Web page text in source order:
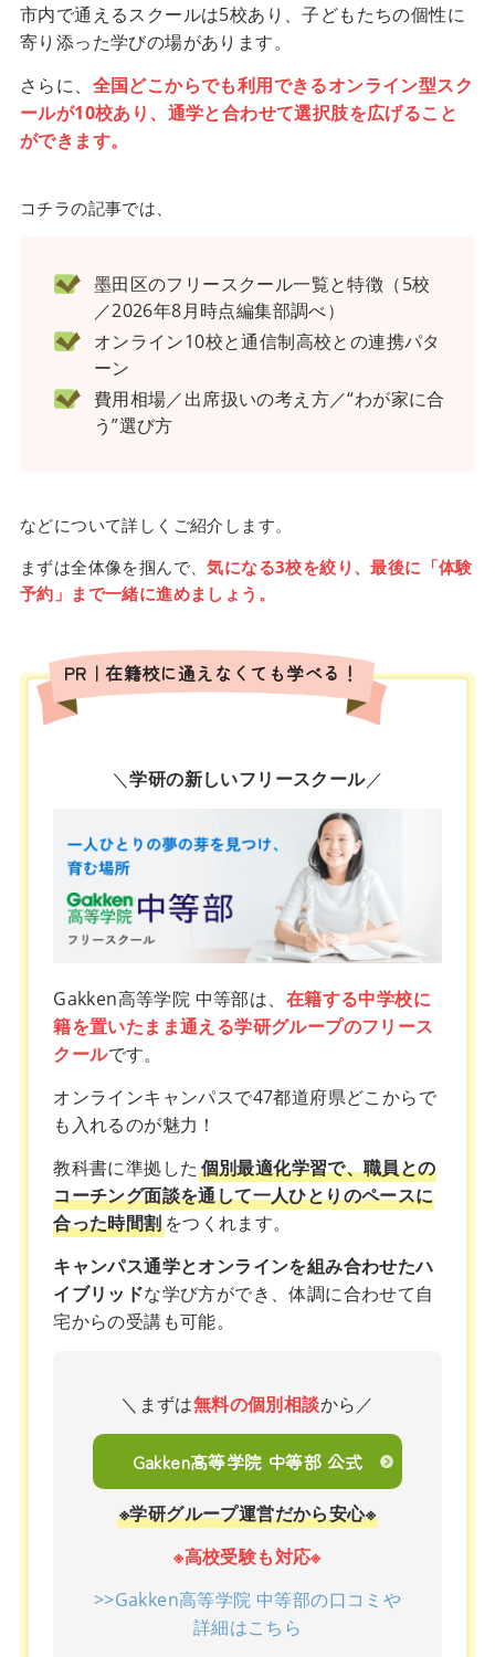
市内で通えるスクールは5校あり、子どもたちの個性に
寄り添った学びの場があります。
さらに、 全国どこからでも利用できるオンライン型スク
ールが10校あり、通学と合わせて選択肢を広げること
ができます。
コチラの記事では、
墨田区のフリースクール一覧と特徴（5校
／2026年8月時点編集部調べ）
オンライン10校と通信制高校との連携パタ
ーン
費用相場／出席扱いの考え方／“わが家に合
う”選び方
などについて詳しくご紹介します。
まずは全体像を掴んで、気になる3校を絞り、最後に「体験
予約」まで一緒に進めましょう。
PR｜在籍校に通えなくても学べる！
＼学研の新しいフリースクール／
Gakken高等学院 中等部は、 在籍する中学校に
籍を置いたまま通える学研グループのフリース
クールです。
オンラインキャンパスで47都道府県どこからで
も入れるのが魅力！
教科書に準拠した 個別最適化学習で、職員との
コーチング面談を通して一人ひとりのペースに
合った時間割をつくれます。
キャンパス通学とオンラインを組み合わせたハ
イブリッドな学び方ができ、体調に合わせて自
宅からの受講も可能。
＼まずは無料の個別相談から／
Gakken高等学院 中等部 公式
※学研グループ運営だから安心※
※高校受験も対応※
>>Gakken高等学院 中等部の口コミや
詳細はこちら